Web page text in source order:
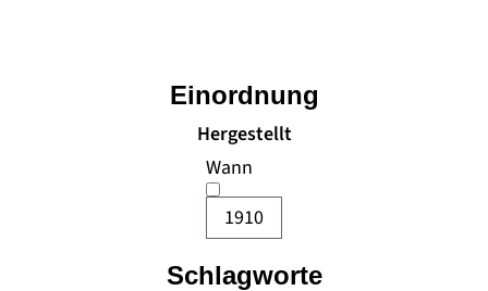
Hergestellt
Wann
1910
Einordnung
Schlagworte